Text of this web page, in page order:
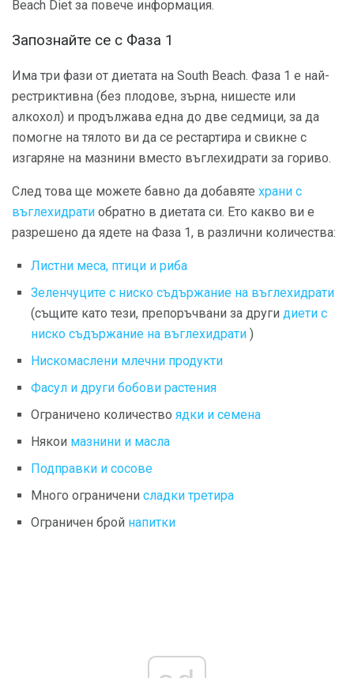
Beach Diet за повече информация.
Запознайте се с Фаза 1
Има три фази от диетата на South Beach. Фаза 1 е най-
рестриктивна (без плодове, зърна, нишесте или
алкохол) и продължава една до две седмици, за да
помогне на тялото ви да се рестартира и свикне с
изгаряне на мазнини вместо въглехидрати за гориво.
След това ще можете бавно да добавяте храни с
въглехидрати обратно в диетата си. Ето какво ви е
разрешено да ядете на Фаза 1, в различни количества:
Листни меса, птици и риба
Зеленчуците с ниско съдържание на въглехидрати
(същите като тези, препоръчвани за други диети с
ниско съдържание на въглехидрати )
Нискомаслени млечни продукти
Фасул и други бобови растения
Ограничено количество ядки и семена
Някои мазнини и масла
Подправки и сосове
Много ограничени сладки третира
Ограничен брой напитки